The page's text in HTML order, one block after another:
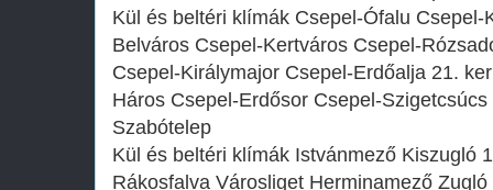
Kül és beltéri klímák Csepel-Ófalu
Belváros Csepel-Kertváros Csepel-
Csepel-Királymajor Csepel-Erdőalja 21.
Háros Csepel-Erdősor Csepel-
Szabótelep
Kül és beltéri klímák Istvánmező Kiszugló
Rákosfalva Városliget Herminamező